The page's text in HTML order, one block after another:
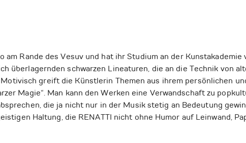
am Rande des Vesuv und hat ihr Studium an der Kunstakademie
überlagernden schwarzen Lineaturen, die an die Technik von
greift die Künstlerin Themen aus ihrem persönlichen
Magie“. Man kann den Werken eine Verwandschaft zu
die ja nicht nur in der Musik stetig an Bedeutung
Haltung, die RENATTI nicht ohne Humor auf Leinwand,